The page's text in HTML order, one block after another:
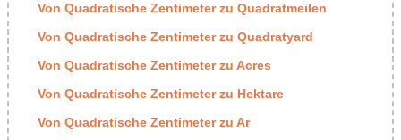
Von Quadratische Zentimeter zu Quadratmeilen
Von Quadratische Zentimeter zu Quadratyard
Von Quadratische Zentimeter zu Acres
Von Quadratische Zentimeter zu Hektare
Von Quadratische Zentimeter zu Ar